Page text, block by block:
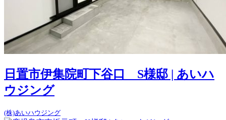
日置市伊集院町下谷口 S様邸 | あいハ
ウジング
(株)あいハウジング